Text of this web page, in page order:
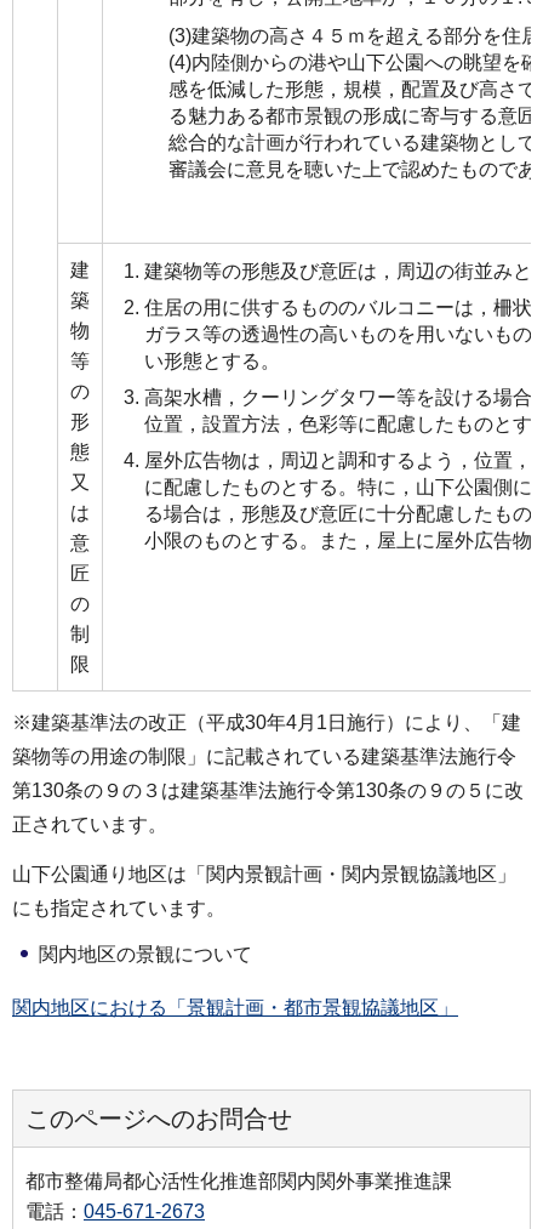
(3)建築物の高さ４５ｍを超える部分を住
(4)内陸側からの港や山下公園への眺望を
感を低減した形態，規模，配置及び高さ
る魅力ある都市景観の形成に寄与する意
総合的な計画が行われている建築物とし
審議会に意見を聴いた上で認めたものであ
建
築
物
等
の
形
態
又
は
意
匠
の
制
限
建築物等の形態及び意匠は，周辺の街並みと
住居の用に供するもののバルコニーは，柵状
ガラス等の透過性の高いものを用いないもの
い形態とする。
高架水槽，クーリングタワー等を設ける場合
位置，設置方法，色彩等に配慮したものとす
屋外広告物は，周辺と調和するよう，位置，
に配慮したものとする。特に，山下公園側に
る場合は，形態及び意匠に十分配慮したもの
小限のものとする。また，屋上に屋外広告物
※建築基準法の改正（平成30年4月1日施行）により、「建
築物等の用途の制限」に記載されている建築基準法施行令
第130条の９の３は建築基準法施行令第130条の９の５に改
正されています。
山下公園通り地区は「関内景観計画・関内景観協議地区」
にも指定されています。
関内地区の景観について
関内地区における「景観計画・都市景観協議地区」
このページへのお問合せ
都市整備局都心活性化推進部関内関外事業推進課
電話： 045-671-2673